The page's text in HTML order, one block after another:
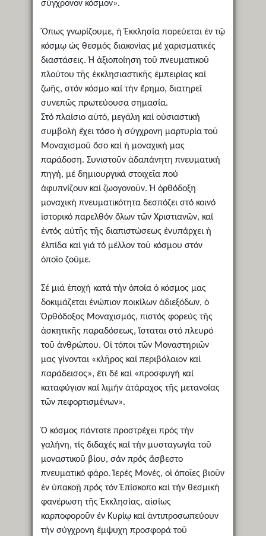
σύγχρονον κόσμον».
Ὅπως γνωρίζουμε, ἡ Ἐκκλησία πορεύεται ἐν τῷ
κόσμῳ ὡς θεσμός διακονίας μέ χαρισματικές
διαστάσεις. Ἡ ἀξιοποίηση τοῦ πνευματικοῦ
πλούτου τῆς ἐκκλησιαστικῆς ἐμπειρίας καί
ζωῆς, στόν κόσμο καί τήν ἔρημο, διατηρεῖ
συνεπῶς πρωτεύουσα σημασία.
Στό πλαίσιο αὐτό, μεγάλη καί οὐσιαστική
συμβολή ἔχει τόσο ἡ σύγχρονη μαρτυρία τοῦ
Μοναχισμοῦ ὅσο καί ἡ μοναχική μας
παράδοση. Συνιστοῦν ἀδαπάνητη πνευματική
πηγή, μέ δημιουργικά στοιχεῖα πού
ἀφυπνίζουν καί ζωογονοῦν. Ἡ ὀρθόδοξη
μοναχική πνευματικότητα δεσπόζει στό κοινό
ἱστορικό παρελθόν ὅλων τῶν Χριστιανῶν, καί
ἐντός αὐτῆς τῆς διαπιστώσεως ἐνυπάρχει ἡ
ἐλπίδα καί γιά τό μέλλον τοῦ κόσμου στόν
ὁποῖο ζοῦμε.
Σέ μιά ἐποχή κατά τήν ὁποία ὁ κόσμος μας
δοκιμάζεται ἐνώπιον ποικίλων ἀδιεξόδων, ὁ
Ὀρθόδοξος Μοναχισμός, πιστός φορεύς τῆς
ἀσκητικῆς παραδόσεως, ἵσταται στό πλευρό
τοῦ ἀνθρώπου. Οἱ τόποι τῶν Μοναστηριῶν
μας γίνονται «κλῆρος καί περιβόλαιον καί
παράδεισος», ἔτι δέ καί «προσφυγή καί
καταφύγιον καί λιμήν ἀτάραχος τῆς μετανοίας
τῶν πεφορτισμένων».
Ὁ κόσμος πάντοτε προστρέχει πρός τήν
γαλήνη, τίς διδαχές καί τήν μυσταγωγία τοῦ
μοναστικοῦ βίου, σάν πρός ἄσβεστο
πνευματικό φάρο. Ἱερές Μονές, οἱ ὁποῖες βιοῦν
ἐν ὑπακοῇ πρός τόν Ἐπίσκοπο καί τήν θεσμική
φανέρωση τῆς Ἐκκλησίας, αἰσίως
καρποφοροῦν ἐν Κυρίῳ καί ἀντιπροσωπεύουν
τήν σύγχρονη ἔμψυχη προσφορά τοῦ